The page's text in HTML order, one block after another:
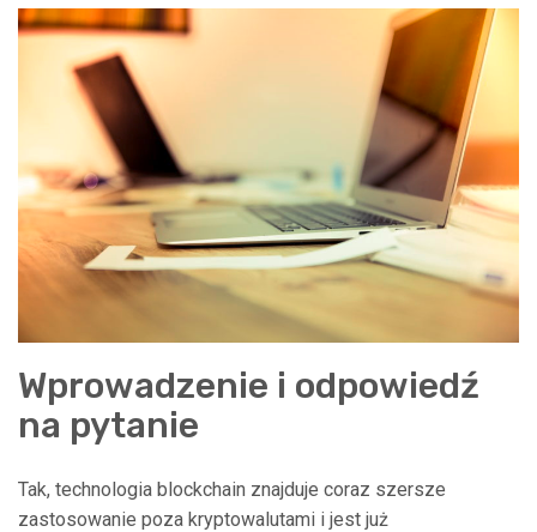
Wprowadzenie i odpowiedź
na pytanie
Tak, technologia blockchain znajduje coraz szersze
zastosowanie poza kryptowalutami i jest już